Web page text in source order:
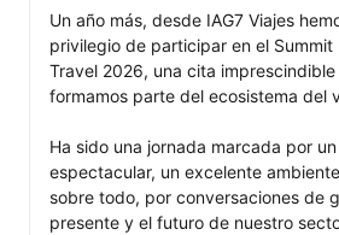
Un año más, desde IAG7 Viajes
privilegio de participar en el Summit
Travel 2026, una cita
formamos parte del ecosistema del
Ha sido una jornada marcada por
espectacular, un excelente
sobre todo, por conversaciones de
presente y el futuro de nuestro